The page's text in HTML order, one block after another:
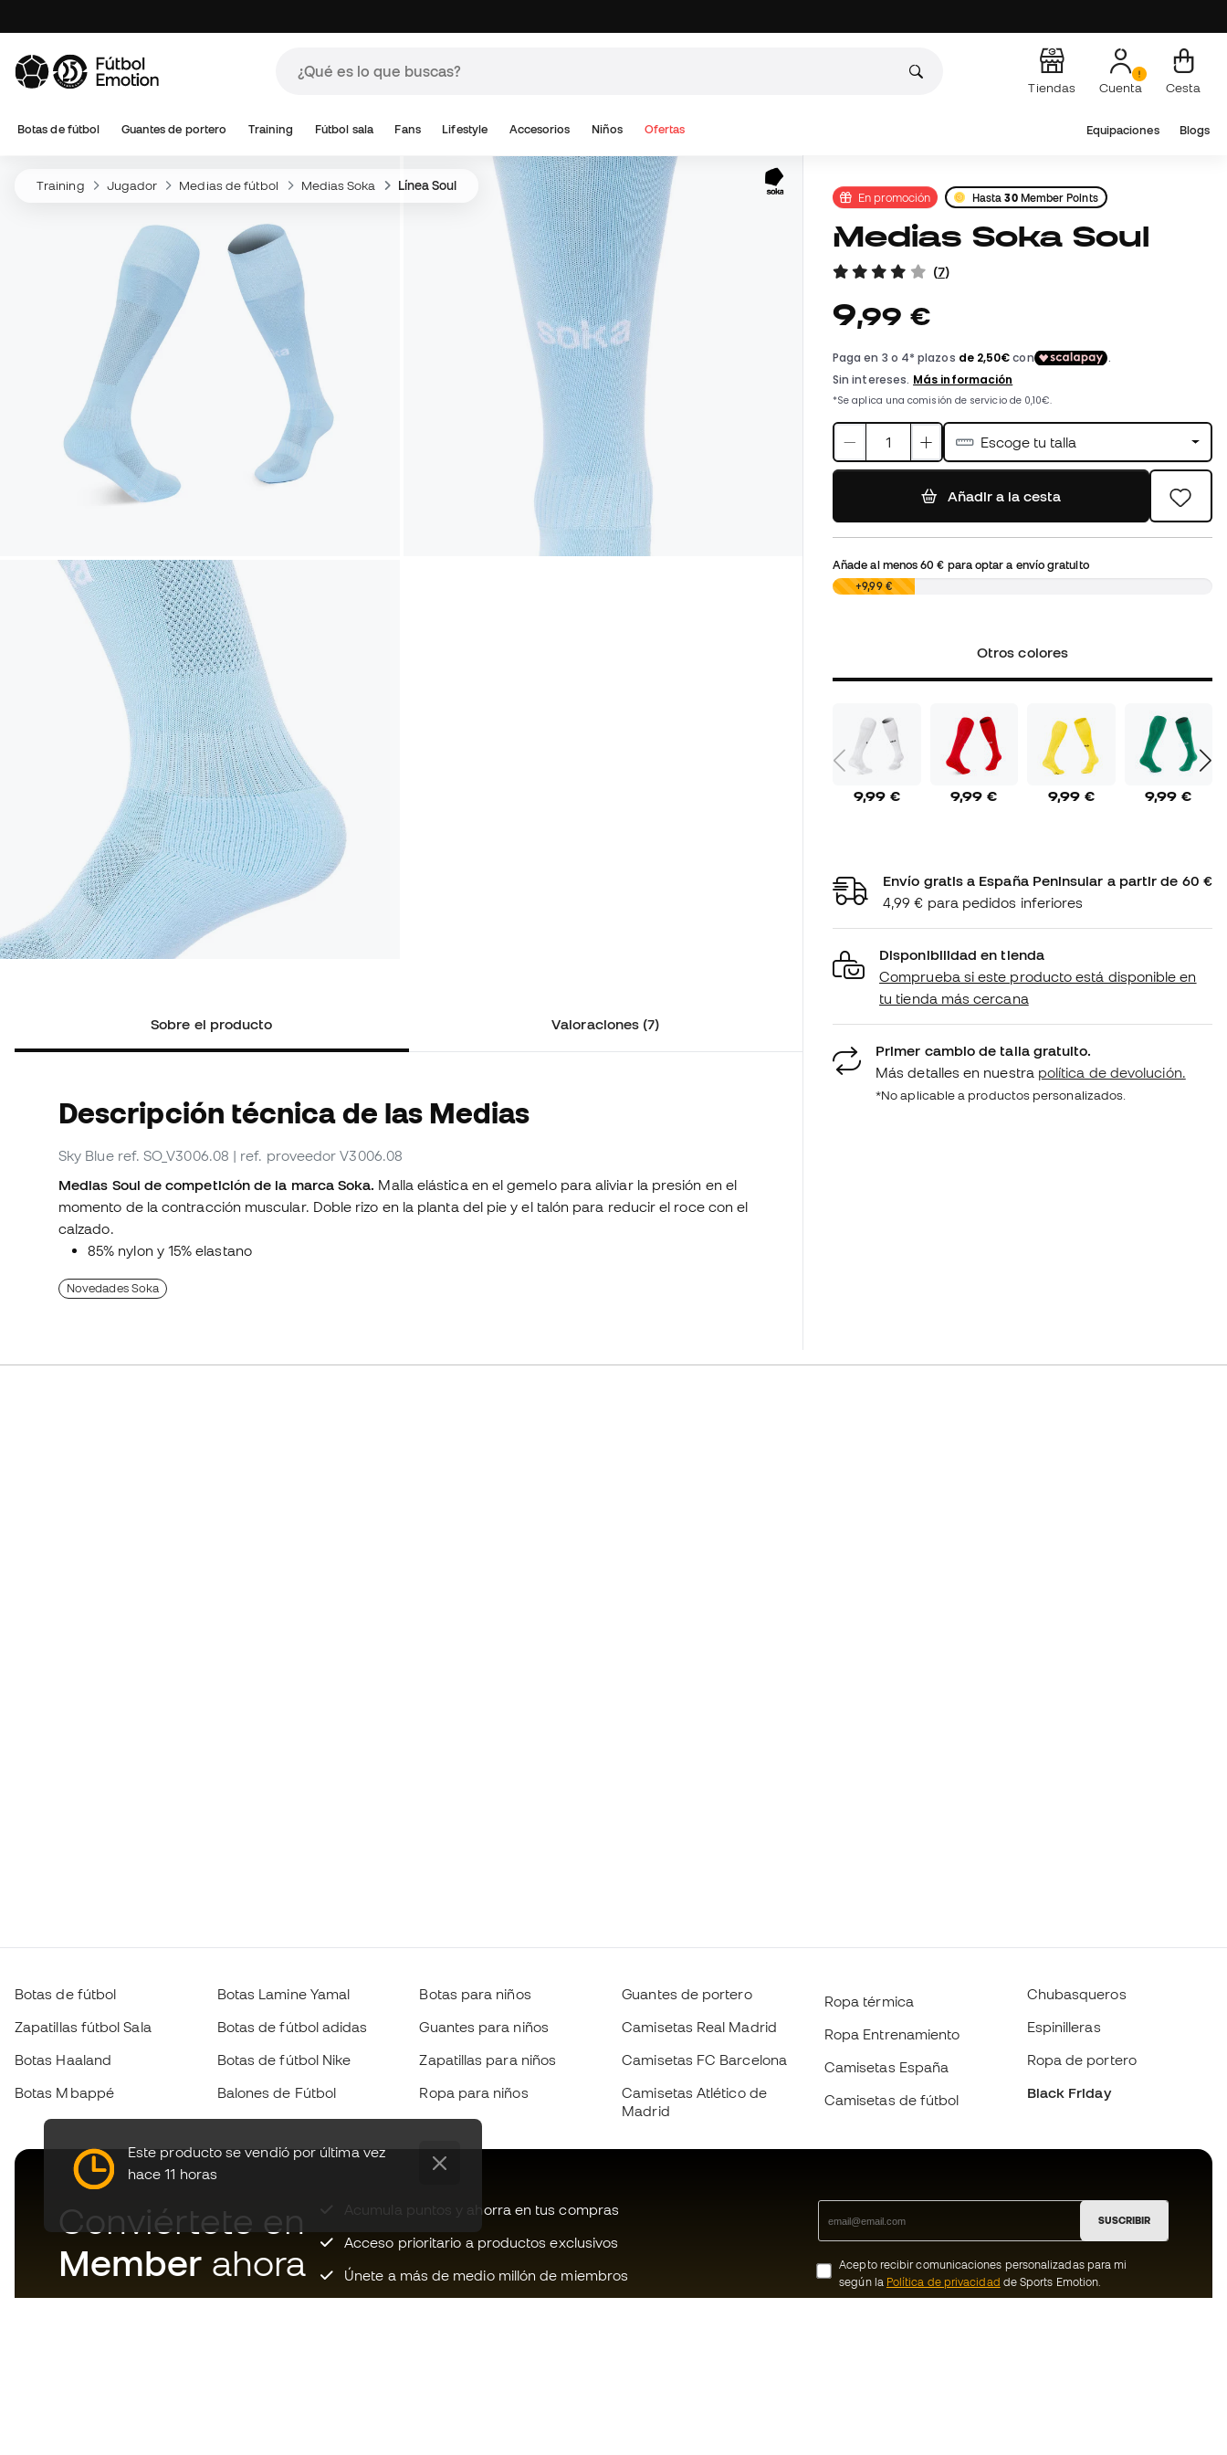
Tiendas Cuenta Cesta
Botas de fútbol Guantes de portero Training Fútbol sala Fans Lifestyle Accesorios Niños Ofertas Equipaciones Blogs
Training Jugador Medias de fútbol Medias Soka Línea Soul
Sobre el producto Valoraciones (7)
Descripción técnica de las Medias
Sky Blue ref. SO_V3006.08 | ref. proveedor V3006.08
Medias Soul de competición de la marca Soka. Malla elástica en el gemelo para aliviar la presión en el
momento de la contracción muscular. Doble rizo en la planta del pie y el talón para reducir el roce con el
calzado.
85% nylon y 15% elastano
Novedades Soka
En promoción Hasta30Member Points
Medias Soka Soul
(7)
9,99 €
Escoge tu talla
Añadir a la cesta
Añade al menos60 € para optar a envío gratuito
0,00 €+9,99 €
Otros colores
9,99 € 9,99 € 9,99 € 9,99 €
Envío gratis a España Peninsular a partir de 60 €
4,99 € para pedidos inferiores
Disponibilidad en tienda
Comprueba si este producto está disponible en
tu tienda más cercana
Primer cambio de talla gratuito.
Más detalles en nuestra política de devolución.
*No aplicable a productos personalizados.
Este producto se vendió por última vez
hace 11 horas
Botas de fútbol
Zapatillas fútbol Sala
Botas Haaland
Botas Mbappé
Botas Lamine Yamal
Botas de fútbol adidas
Botas de fútbol Nike
Balones de Fútbol
Botas para niños
Guantes para niños
Zapatillas para niños
Ropa para niños
Guantes de portero
Camisetas Real Madrid
Camisetas FC Barcelona
Camisetas Atlético de
Madrid
Ropa térmica
Ropa Entrenamiento
Camisetas España
Camisetas de fútbol
Chubasqueros
Espinilleras
Ropa de portero
Black Friday
Conviértete en
Member ahora
Acumula puntos y ahorra en tus compras
Acceso prioritario a productos exclusivos
Únete a más de medio millón de miembros
SUSCRIBIR
Acepto recibir comunicaciones personalizadas para mi
según la Política de privacidad de Sports Emotion.